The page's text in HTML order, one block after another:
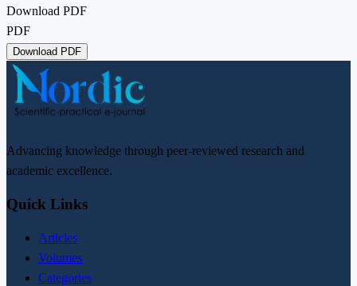
Download PDF
PDF
Download PDF
Advancing knowledge through peer-reviewed research and
academic excellence.
Quick Links
Articles
Volumes
Categories